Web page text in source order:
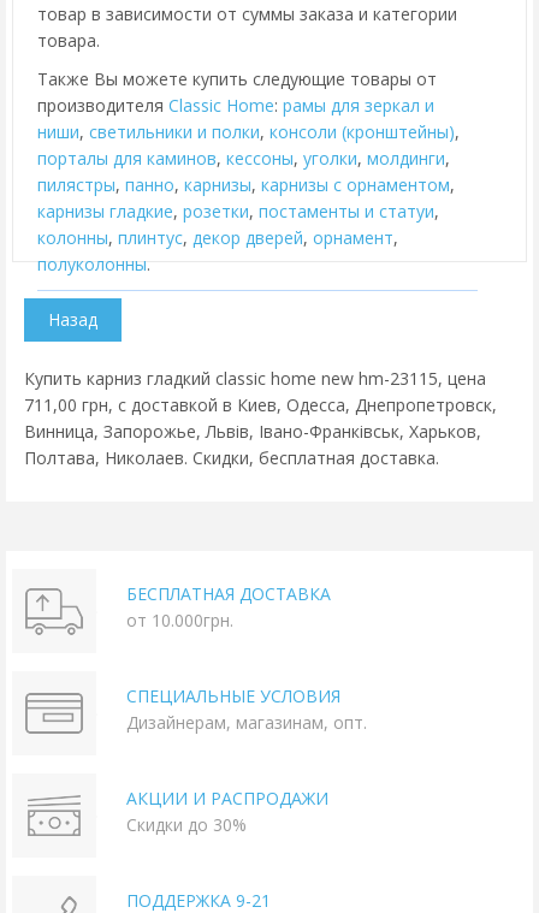
товар в зависимости от суммы заказа и категории
товара.
Также Вы можете купить следующие товары от
производителя Classic Home: рамы для зеркал и
ниши, cветильники и полки, консоли (кронштейны),
порталы для каминов, кессоны, уголки, молдинги,
пилястры, панно, карнизы, карнизы с орнаментом,
карнизы гладкие, розетки, постаменты и статуи,
колонны, плинтус, декор дверей, орнамент,
полуколонны.
Купить карниз гладкий classic home new hm-23115, цена
711,00 грн, с доставкой в Киев, Одесса, Днепропетровск,
Винница, Запорожье, Львів, Івано-Франківськ, Харьков,
Полтава, Николаев. Скидки, бесплатная доставка.
БЕСПЛАТНАЯ ДОСТАВКА
от 10.000грн.
СПЕЦИАЛЬНЫЕ УСЛОВИЯ
Дизайнерам, магазинам, опт.
АКЦИИ И РАСПРОДАЖИ
Скидки до 30%
ПОДДЕРЖКА 9-21